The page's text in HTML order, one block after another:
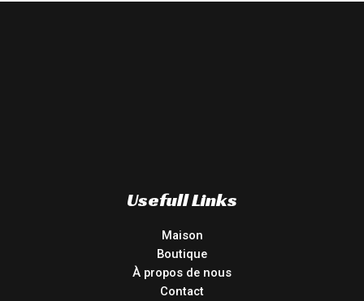
Usefull Links
Maison
Boutique
À propos de nous
Contact